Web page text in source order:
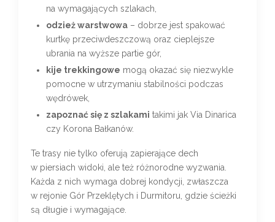
na wymagających szlakach,
odzież warstwowa – dobrze jest spakować
kurtkę przeciwdeszczową oraz cieplejsze
ubrania na wyższe partie gór,
kije trekkingowe mogą okazać się niezwykle
pomocne w utrzymaniu stabilności podczas
wędrówek,
zapoznać się z szlakami takimi jak Via Dinarica
czy Korona Bałkanów.
Te trasy nie tylko oferują zapierające dech
w piersiach widoki, ale też różnorodne wyzwania.
Każda z nich wymaga dobrej kondycji, zwłaszcza
w rejonie Gór Przeklętych i Durmitoru, gdzie ścieżki
są długie i wymagające.